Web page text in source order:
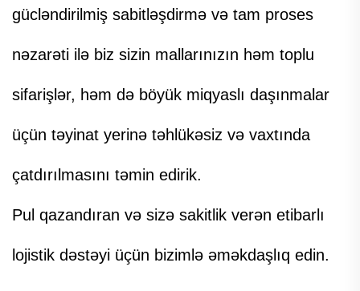
gücləndirilmiş sabitləşdirmə və tam proses
nəzarəti ilə biz sizin mallarınızın həm toplu
sifarişlər, həm də böyük miqyaslı daşınmalar
üçün təyinat yerinə təhlükəsiz və vaxtında
çatdırılmasını təmin edirik.
Pul qazandıran və sizə sakitlik verən etibarlı
lojistik dəstəyi üçün bizimlə əməkdaşlıq edin.